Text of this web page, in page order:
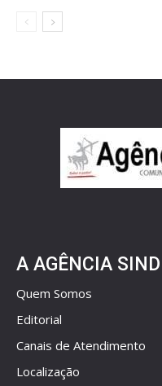
A AGÊNCIA
Quem Somos
Editorial
Canais de Atendimento
Localização